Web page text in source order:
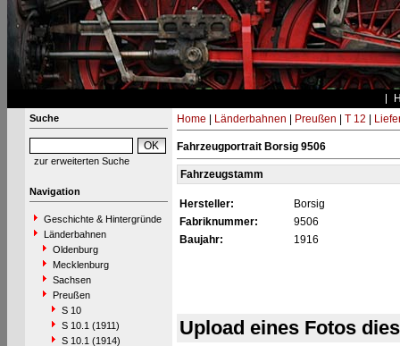
Suche
zur erweiterten Suche
Navigation
Geschichte & Hintergründe
Länderbahnen
Oldenburg
Mecklenburg
Sachsen
Preußen
S 10
S 10.1 (1911)
S 10.1 (1914)
Home Länderbahnen Preußen T 12
Fahrzeugportrait Borsig 9506
Fahrzeugstamm
Hersteller:
Borsig
Fabriknummer:
9506
Baujahr:
1916
Upload eines Fotos